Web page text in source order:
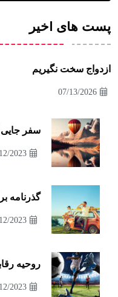
پست های اخیر
ازدواج سخت نگیریم
07/13/2026
سفر
2023
گذرنامه
2023
روحیه
2023